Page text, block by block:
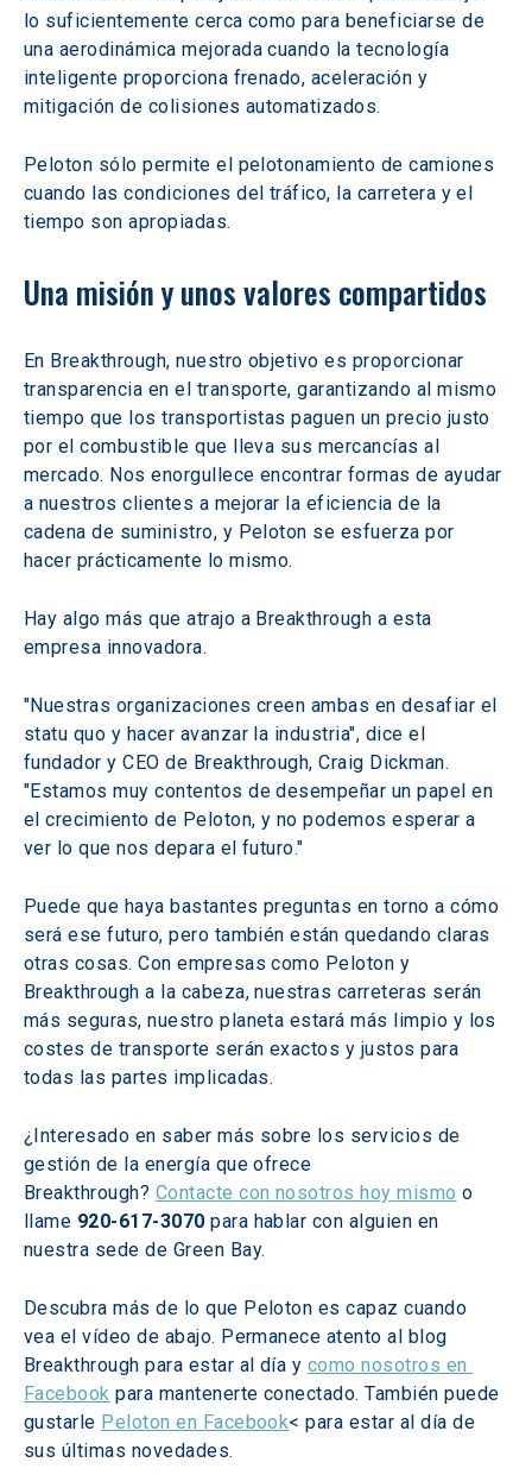
lo suficientemente cerca como para beneficiarse de
una aerodinámica mejorada cuando la tecnología
inteligente proporciona frenado, aceleración y
mitigación de colisiones automatizados.
Peloton sólo permite el pelotonamiento de camiones
cuando las condiciones del tráfico, la carretera y el
tiempo son apropiadas.
Una misión y unos valores compartidos
En Breakthrough, nuestro objetivo es proporcionar
transparencia en el transporte, garantizando al mismo
tiempo que los transportistas paguen un precio justo
por el combustible que lleva sus mercancías al
mercado. Nos enorgullece encontrar formas de ayudar
a nuestros clientes a mejorar la eficiencia de la
cadena de suministro, y Peloton se esfuerza por
hacer prácticamente lo mismo.
Hay algo más que atrajo a Breakthrough a esta
empresa innovadora.
"Nuestras organizaciones creen ambas en desafiar el
statu quo y hacer avanzar la industria", dice el
fundador y CEO de Breakthrough, Craig Dickman.
"Estamos muy contentos de desempeñar un papel en
el crecimiento de Peloton, y no podemos esperar a
ver lo que nos depara el futuro."
Puede que haya bastantes preguntas en torno a cómo
será ese futuro, pero también están quedando claras
otras cosas. Con empresas como Peloton y
Breakthrough a la cabeza, nuestras carreteras serán
más seguras, nuestro planeta estará más limpio y los
costes de transporte serán exactos y justos para
todas las partes implicadas.
¿Interesado en saber más sobre los servicios de
gestión de la energía que ofrece
Breakthrough? Contacte con nosotros hoy mismo o
llame 920-617-3070 para hablar con alguien en
nuestra sede de Green Bay.
Descubra más de lo que Peloton es capaz cuando
vea el vídeo de abajo. Permanece atento al blog
Breakthrough para estar al día y como nosotros en
Facebook para mantenerte conectado. También puede
gustarle Peloton en Facebook< para estar al día de
sus últimas novedades.